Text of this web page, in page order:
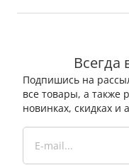
Всегда
Подпишись на
все товары, а
новинках, скидках и